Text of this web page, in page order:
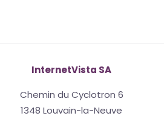
InternetVista SA
Chemin du Cyclotron 6
1348 Louvain-la-Neuve